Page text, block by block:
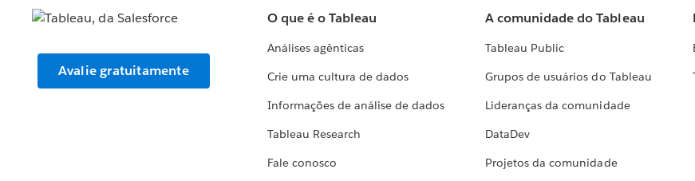
Avalie gratuitamente
O que é o Tableau
Análises agênticas
Crie uma cultura de dados
Informações de análise de dados
Tableau Research
Fale conosco
A comunidade do Tableau
Tableau Public
Grupos de usuários do Tableau
Lideranças da comunidade
DataDev
Projetos da comunidade